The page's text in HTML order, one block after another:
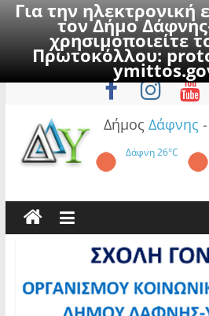
Για την ηλεκτρονική
τον Δήμο
χρησιμοποιείτε
Πρωτοκόλλου:
to
Παρασκευή, 7
Δήμος Δάφνης -
Δάφνη26°C